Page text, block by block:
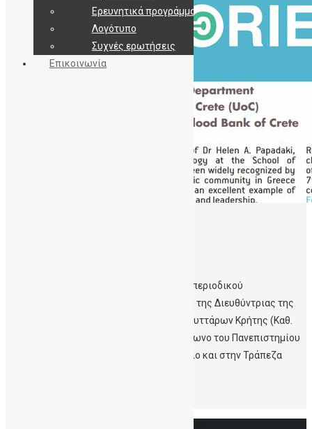
Αναφορά της ξενόγλωσσης έκδοσης του περιοδικού
στη συνέντευξη της Διευθύντριας της
Δημόσιας Τράπεζας Ομφαλικών Βλαστοκυττάρων Κρήτης (Καθ.
Ελένη Παπαδάκη) που δόθηκε στο Ραδιόφωνο του Πανεπιστημίου
για το έργο της στο Ερευνητικό Εργαστήριο και στην Τράπεζα
Ερευνητικά προγράμματα
Λογότυπο
Συχνές ερωτήσεις
Επικοινωνία